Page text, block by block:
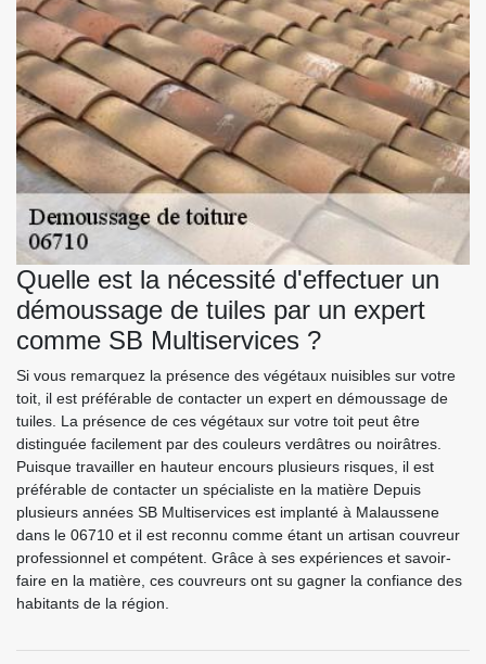
Quelle est la nécessité d'effectuer un
démoussage de tuiles par un expert
comme SB Multiservices ?
Si vous remarquez la présence des végétaux nuisibles sur votre
toit, il est préférable de contacter un expert en démoussage de
tuiles. La présence de ces végétaux sur votre toit peut être
distinguée facilement par des couleurs verdâtres ou noirâtres.
Puisque travailler en hauteur encours plusieurs risques, il est
préférable de contacter un spécialiste en la matière Depuis
plusieurs années SB Multiservices est implanté à Malaussene
dans le 06710 et il est reconnu comme étant un artisan couvreur
professionnel et compétent. Grâce à ses expériences et savoir-
faire en la matière, ces couvreurs ont su gagner la confiance des
habitants de la région.